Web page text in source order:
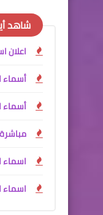
شاهد
اعلان
أسماء
أسماء
اسماء
اسماء